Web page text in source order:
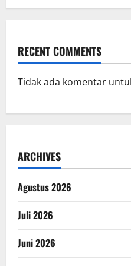
RECENT COMMENTS
Tidak ada komentar
ARCHIVES
Agustus 2026
Juli 2026
Juni 2026